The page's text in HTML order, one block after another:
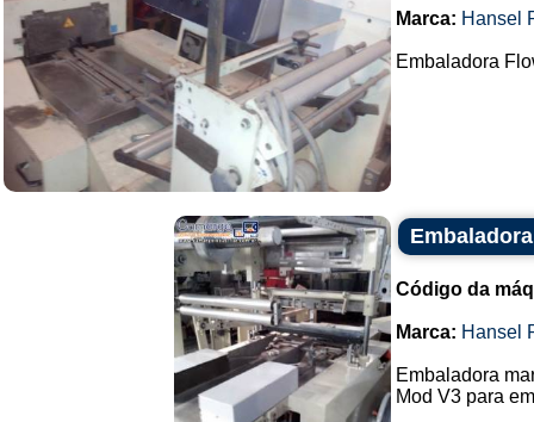
Marca: Hansel
Embaladora
Código da
Marca: Hansel
Embaladora
Mod V3 para